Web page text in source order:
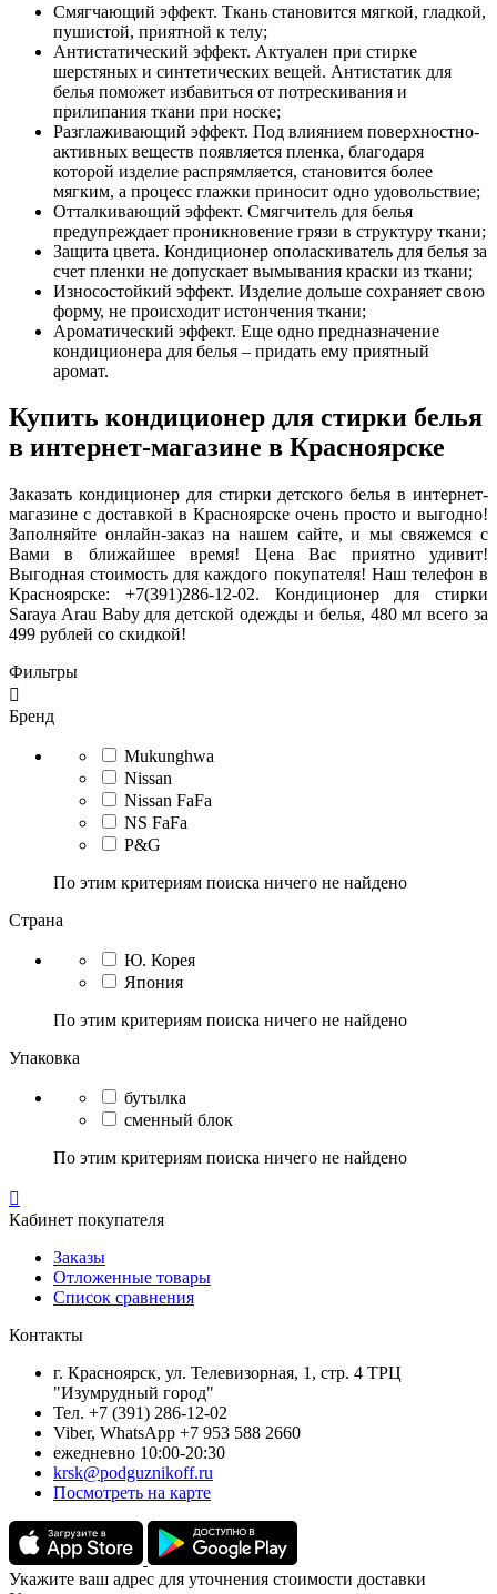
Смягчающий эффект. Ткань становится мягкой, гладкой,
пушистой, приятной к телу;
Антистатический эффект. Актуален при стирке
шерстяных и синтетических вещей. Антистатик для
белья поможет избавиться от потрескивания и
прилипания ткани при носке;
Разглаживающий эффект. Под влиянием поверхностно-
активных веществ появляется пленка, благодаря
которой изделие распрямляется, становится более
мягким, а процесс глажки приносит одно удовольствие;
Отталкивающий эффект. Смягчитель для белья
предупреждает проникновение грязи в структуру ткани;
Защита цвета. Кондиционер ополаскиватель для белья за
счет пленки не допускает вымывания краски из ткани;
Износостойкий эффект. Изделие дольше сохраняет свою
форму, не происходит истончения ткани;
Ароматический эффект. Еще одно предназначение
кондиционера для белья – придать ему приятный
аромат.
Купить кондиционер для стирки белья
в интернет-магазине в Красноярске
Заказать кондиционер для стирки детского белья в интернет-
магазине с доставкой в Красноярске очень просто и выгодно!
Заполняйте онлайн-заказ на нашем сайте, и мы свяжемся с
Вами в ближайшее время! Цена Вас приятно удивит!
Выгодная стоимость для каждого покупателя! Наш телефон в
Красноярске: +7(391)286-12-02. Кондиционер для стирки
Saraya Arau Baby для детской одежды и белья, 480 мл всего за
499 рублей со скидкой!
Фильтры

Бренд
Mukunghwa
Nissan
Nissan FaFa
NS FaFa
P&G
По этим критериям поиска ничего не найдено
Страна
Ю. Корея
Япония
По этим критериям поиска ничего не найдено
Упаковка
бутылка
сменный блок
По этим критериям поиска ничего не найдено

Кабинет покупателя
Заказы
Отложенные товары
Список сравнения
Контакты
г. Красноярск, ул. Телевизорная, 1, стр. 4 ТРЦ
"Изумрудный город"
Тел. +7 (391) 286-12-02
Viber, WhatsApp +7 953 588 2660
ежедневно 10:00-20:30
krsk@podguznikoff.ru
Посмотреть на карте
Укажите ваш адрес для уточнения стоимости доставки